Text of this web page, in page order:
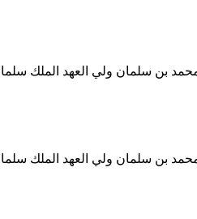
بن سلمان ولي العهد الملك
بن سلمان ولي العهد الملك